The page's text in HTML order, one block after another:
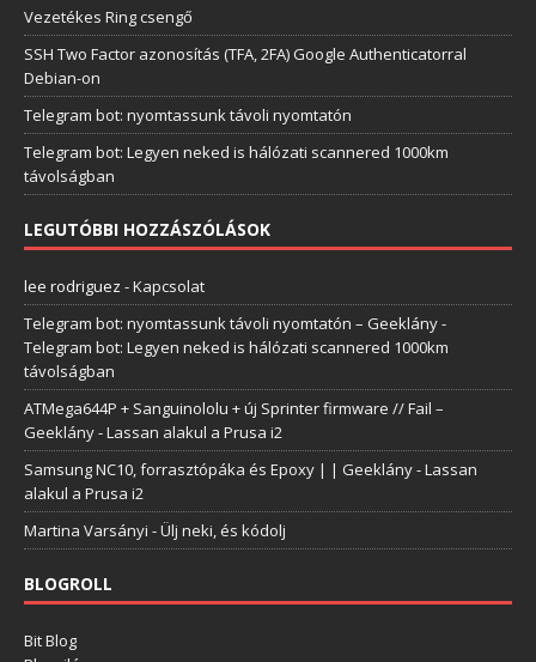
Vezetékes Ring csengő
SSH Two Factor azonosítás (TFA, 2FA) Google Authenticatorral
Debian-on
Telegram bot: nyomtassunk távoli nyomtatón
Telegram bot: Legyen neked is hálózati scannered 1000km
távolságban
LEGUTÓBBI HOZZÁSZÓLÁSOK
lee rodriguez -Kapcsolat
Telegram bot: nyomtassunk távoli nyomtatón – Geeklány-
Telegram bot: Legyen neked is hálózati scannered 1000km
távolságban
ATMega644P + Sanguinololu + új Sprinter firmware // Fail –
Geeklány-Lassan alakul a Prusa i2
Samsung NC10, forrasztópáka és Epoxy | | Geeklány-Lassan
alakul a Prusa i2
Martina Varsányi -Ülj neki, és kódolj
BLOGROLL
Bit Blog